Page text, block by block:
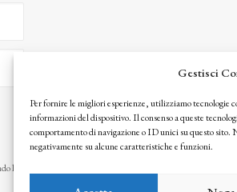
Gestisci
Per fornire le migliori esperienze, utilizziamo tecnologie
informazioni del dispositivo. Il consenso a queste
comportamento di navigazione o ID unici su questo sito.
negativamente su alcune caratteristiche e funzioni.
la nostra